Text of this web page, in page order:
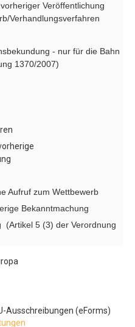
Veröffentlichung
Verhandlungsverfahren
- nur für die Bahn
1370/2007)
Aufruf zum Wettbewerb
Bekanntmachung
(Artikel 5 (3) der Verordnung
Ausschreibungen (eForms)